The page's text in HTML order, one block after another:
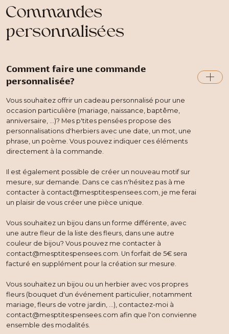
Commandes
personnalisées
Comment faire une commande
personnalisée?
Vous souhaitez offrir un cadeau personnalisé pour une
occasion particulière (mariage, naissance, baptême,
anniversaire, ...)? Mes p'tites pensées propose des
personnalisations d'herbiers avec une date, un mot, une
phrase, un poème. Vous pouvez indiquer ces éléments
directement à la commande.
Il est également possible de créer un nouveau motif sur
mesure, sur demande. Dans ce cas n'hésitez pas à me
contacter à contact@mesptitespensees.com, je me ferai
un plaisir de vous créer une pièce unique.
Vous souhaitez un bijou dans un forme différente, avec
une autre fleur de la liste des fleurs, dans une autre
couleur de bijou? Vous pouvez me contacter à
contact@mesptitespensees.com. Un forfait de 5€ sera
facturé en supplément pour la création sur mesure.
Vous souhaitez un bijou ou un herbier avec vos propres
fleurs (bouquet d'un événement particulier, notamment
mariage, fleurs de votre jardin, ...), contactez-moi à
contact@mesptitespensees.com afin que l'on convienne
ensemble des modalités.